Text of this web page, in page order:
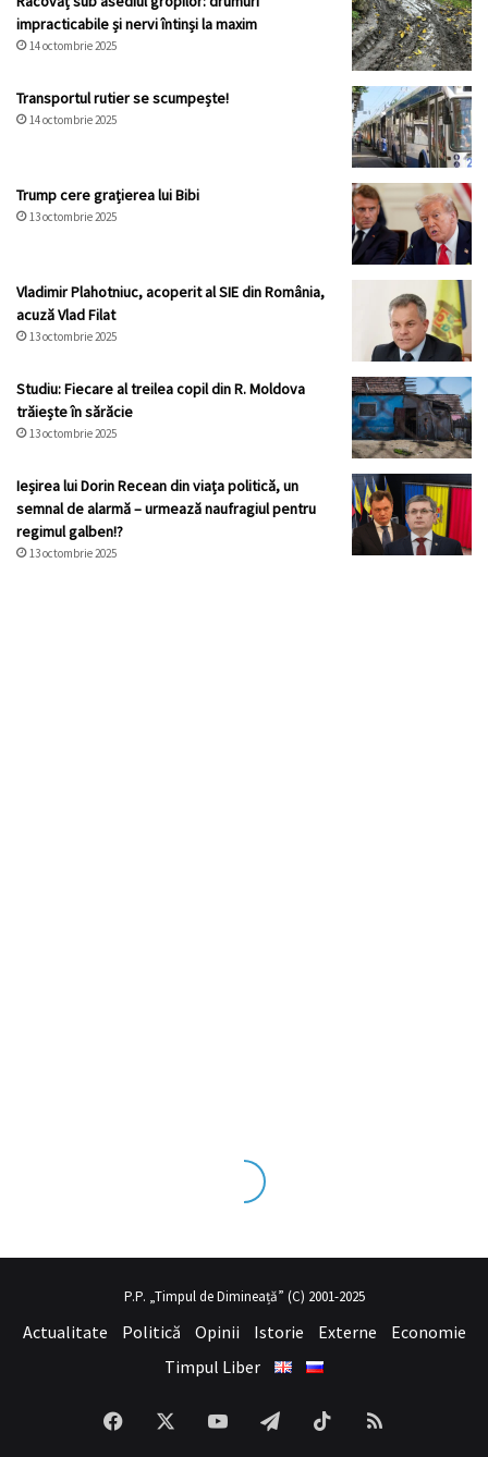
impracticabile și nervi întinși la maxim
14 octombrie 2025
Transportul rutier se scumpește!
14 octombrie 2025
Trump cere grațierea lui Bibi
13 octombrie 2025
Vladimir Plahotniuc, acoperit al SIE din România,
acuză Vlad Filat
13 octombrie 2025
Studiu: Fiecare al treilea copil din R. Moldova
trăiește în sărăcie
13 octombrie 2025
Ieșirea lui Dorin Recean din viața politică, un
semnal de alarmă – urmează naufragiul pentru
regimul galben!?
13 octombrie 2025
tecrübesinin ve üstsex izleseviye olduğu dışarıdan
P.P. „Timpul de Dimineață” (C) 2001-2025
Actualitate Politică Opinii Istorie Externe
Economie
Timpul Liber
Facebook YouTubeTelegramTikTokRSS